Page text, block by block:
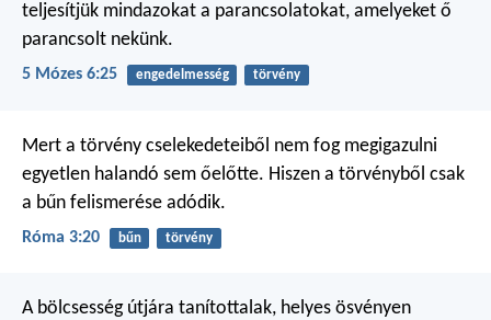
teljesítjük mindazokat a parancsolatokat, amelyeket ő
parancsolt nekünk.
5 Mózes 6:25 engedelmesség törvény
Mert a törvény cselekedeteiből nem fog megigazulni
egyetlen halandó sem őelőtte. Hiszen a törvényből csak
a bűn felismerése adódik.
Róma 3:20 bűn törvény
A bölcsesség útjára tanítottalak, helyes ösvényen